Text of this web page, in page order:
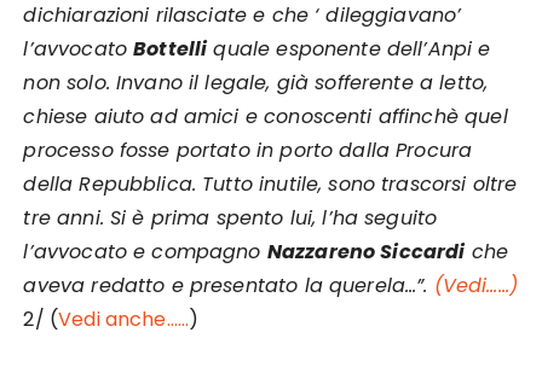
dichiarazioni rilasciate e che ‘ dileggiavano’
l’avvocatoBottelliquale esponente dell’Anpi e
non solo. Invano il legale, già sofferente a letto,
chiese aiuto ad amici e conoscenti affinchè quel
processo fosse portato in porto dalla Procura
della Repubblica. Tutto inutile, sono trascorsi oltre
tre anni. Si è prima spento lui, l’ha seguito
l’avvocato e compagno Nazzareno Siccardiche
aveva redatto e presentato la querela…”. (Vedi……)
2/ (Vedi anche……)